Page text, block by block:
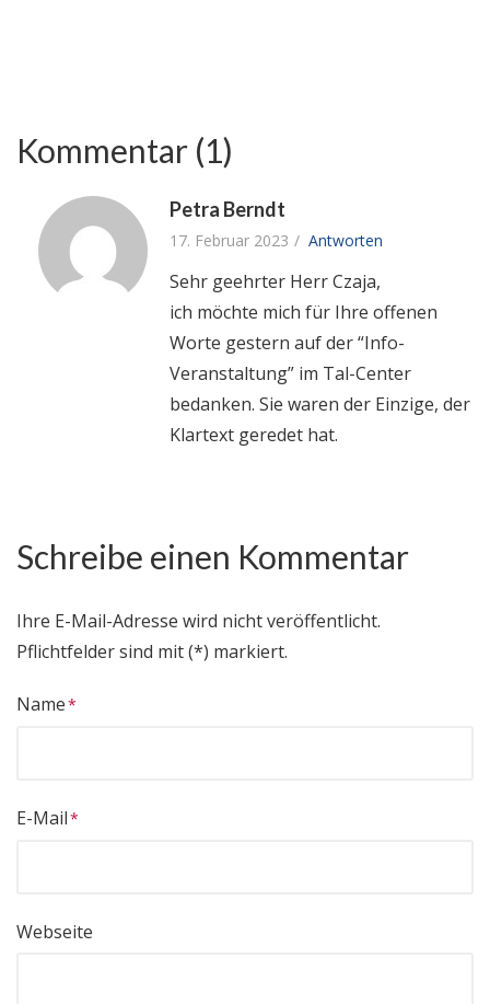
Kommentar (1)
Petra Berndt
17. Februar 2023 Antworten
Sehr geehrter Herr Czaja,
ich möchte mich für Ihre offenen
Worte gestern auf der “Info-
Veranstaltung” im Tal-Center
bedanken. Sie waren der Einzige, der
Klartext geredet hat.
Schreibe einen Kommentar
Ihre E-Mail-Adresse wird nicht veröffentlicht.
Pflichtfelder sind mit (*) markiert.
Name
E-Mail
Webseite